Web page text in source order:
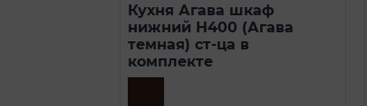
Кухня Агава шкаф
нижний Н400 (Агава
темная) ст-ца в
комплекте